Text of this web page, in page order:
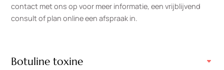
contact met ons op voor meer informatie, een vrijblijvend
consult of plan online een afspraak in.
Botuline toxine